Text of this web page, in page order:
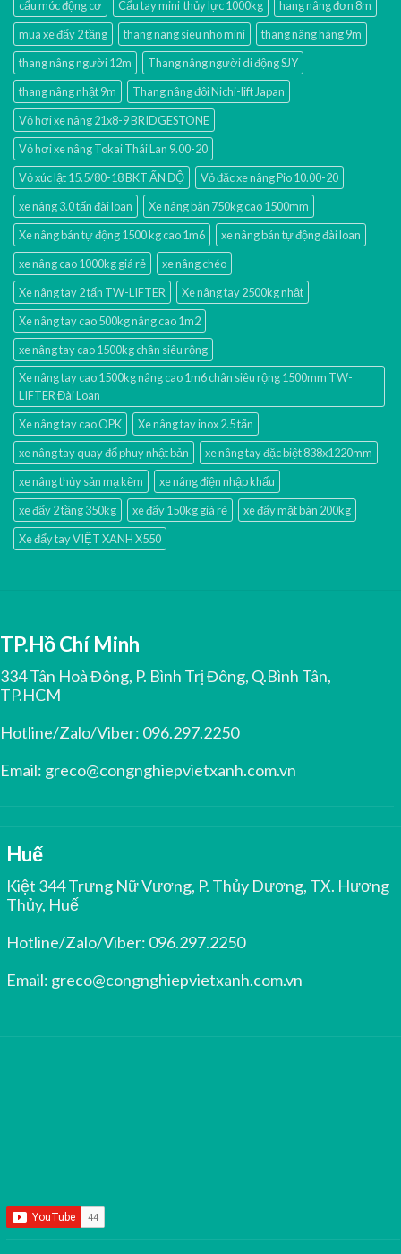
cẩu móc động cơ
Cẩu tay mini thủy lực 1000kg
hang nâng đơn 8m
mua xe đẩy 2 tầng
thang nang sieu nho mini
thang nâng hàng 9m
thang nâng người 12m
Thang nâng người di động SJY
thang nâng nhật 9m
Thang nâng đôi Nichi-lift Japan
Vỏ hơi xe nâng 21x8-9 BRIDGESTONE
Vỏ hơi xe nâng Tokai Thái Lan 9.00-20
Vỏ xúc lật 15.5/80-18 BKT ẤN ĐỘ
Vỏ đặc xe nâng Pio 10.00-20
xe nâng 3.0 tấn đài loan
Xe nâng bàn 750kg cao 1500mm
Xe nâng bán tự động 1500 kg cao 1m6
xe nâng bán tự động đài loan
xe nâng cao 1000kg giá rẻ
xe nâng chéo
Xe nâng tay 2 tấn TW-LIFTER
Xe nâng tay 2500kg nhật
Xe nâng tay cao 500kg nâng cao 1m2
xe nâng tay cao 1500kg chân siêu rộng
Xe nâng tay cao 1500kg nâng cao 1m6 chân siêu rộng 1500mm TW-
LIFTER Đài Loan
Xe nâng tay cao OPK
Xe nâng tay inox 2.5 tấn
xe nâng tay quay đổ phuy nhật bản
xe nâng tay đặc biệt 838x1220mm
xe nâng thủy sản mạ kẽm
xe nâng điện nhập khấu
xe đẩy 2 tầng 350kg
xe đẩy 150kg giá rẻ
xe đẩy mặt bàn 200kg
Xe đẩy tay VIỆT XANH X550
TP.Hồ Chí Minh
334 Tân Hoà Đông, P. Bình Trị Đông, Q.Bình Tân,
TP.HCM
Hotline/Zalo/Viber: 096.297.2250
Email: greco@congnghiepvietxanh.com.vn
Huế
Kiệt 344 Trưng Nữ Vương, P. Thủy Dương, TX. Hương
Thủy, Huế
Hotline/Zalo/Viber: 096.297.2250
Email: greco@congnghiepvietxanh.com.vn